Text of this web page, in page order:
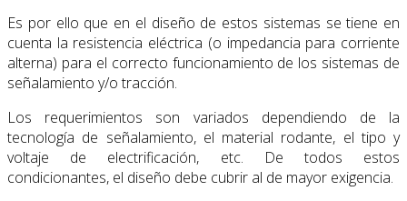
Es por ello que en el diseño de estos sistemas se tiene en
cuenta la resistencia eléctrica (o impedancia para corriente
alterna) para el correcto funcionamiento de los sistemas de
señalamiento y/o tracción.
Los requerimientos son variados dependiendo de la
tecnología de señalamiento, el material rodante, el tipo y
voltaje de electrificación, etc. De todos estos
condicionantes, el diseño debe cubrir al de mayor exigencia.